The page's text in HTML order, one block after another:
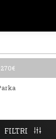
FILTRI